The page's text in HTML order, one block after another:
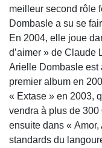
meilleur second rôle
Dombasle a su se
En 2004, elle joue
d’aimer » de Claude
Arielle Dombasle est
premier album en
« Extase » en 2003,
vendra à plus de
ensuite dans «
standards du